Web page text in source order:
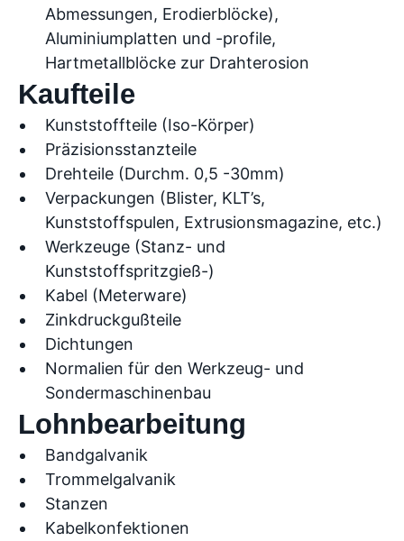
Abmessungen, Erodierblöcke),
Aluminiumplatten und -profile,
Hartmetallblöcke zur Drahterosion
Kaufteile
Kunststoffteile (Iso-Körper)
Präzisionsstanzteile
Drehteile (Durchm. 0,5 -30mm)
Verpackungen (Blister, KLT’s,
Kunststoffspulen, Extrusionsmagazine, etc.)
Werkzeuge (Stanz- und
Kunststoffspritzgieß-)
Kabel (Meterware)
Zinkdruckgußteile
Dichtungen
Normalien für den Werkzeug- und
Sondermaschinenbau
Lohnbearbeitung
Bandgalvanik
Trommelgalvanik
Stanzen
Kabelkonfektionen